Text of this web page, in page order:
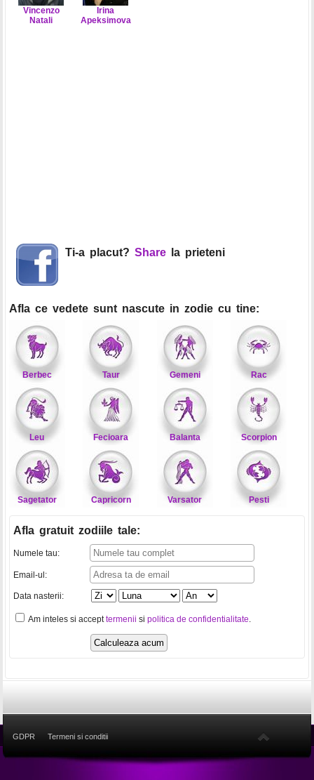
Vincenzo
Natali
Irina
Apeksimova
Ti-a placut? Share la prieteni
Afla ce vedete sunt nascute in zodie cu tine:
Berbec Taur Gemeni Rac
Leu Fecioara Balanta Scorpion
Sagetator Capricorn Varsator Pesti
Afla gratuit zodiile tale:
Numele tau:
Email-ul:
Data nasterii:
Am inteles si accepttermenii si politica de confidentialitate.
GDPR Termeni si conditii